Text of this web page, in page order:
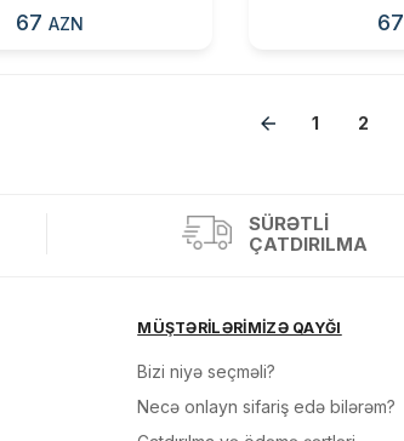
67AZN 67
1 2
SÜRƏTLI
ÇATDIRILMA
MÜŞTƏRİLƏRİMİZƏ QAYĞI
Bizi niyə seçməli?
Necə onlayn sifariş edə bilərəm?